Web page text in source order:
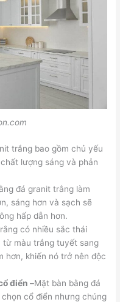
trắng bao gồm chủ yếu
lượng sáng và phản
đá granit trắng làm
sáng hơn và sạch sẽ
hấp dẫn hơn.
có nhiều sắc thái
từ màu trắng tuyết sang
hơn, khiến nó trở nên độc
điển –Mặt bàn bằng đá
cổ điển nhưng chúng